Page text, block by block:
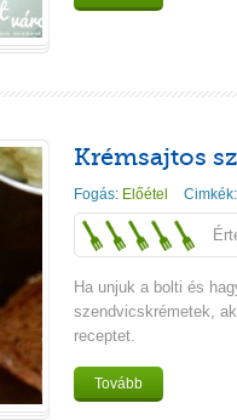
Krémsajtos
Fogás: Előétel
Ha unjuk a bolti és
szendvicskrémetek,
receptet.
Tovább